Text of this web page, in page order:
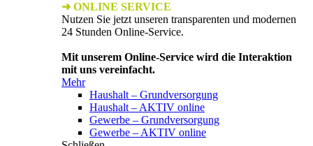
➜ ONLINE SERVICE
Nutzen Sie jetzt unseren transparenten und modernen
24 Stunden Online-Service.
Mit unserem Online-Service wird die Interaktion
mit uns vereinfacht.
Mehr
Haushalt – Grundversorgung
Haushalt – AKTIV online
Gewerbe – Grundversorgung
Gewerbe – AKTIV online